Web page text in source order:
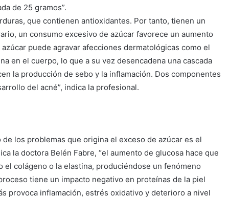
de 25 gramos”.
que contienen antioxidantes. Por tanto, tienen un
un consumo excesivo de azúcar favorece un aumento
puede agravar afecciones dermatológicas como el
en el cuerpo, lo que a su vez desencadena una cascada
la producción de sebo y la inflamación. Dos componentes
del acné”, indica la profesional.
los problemas que origina el exceso de azúcar es el
la doctora Belén Fabre, “el aumento de glucosa hace que
el colágeno o la elastina, produciéndose un fenómeno
tiene un impacto negativo en proteínas de la piel
provoca inflamación, estrés oxidativo y deterioro a nivel